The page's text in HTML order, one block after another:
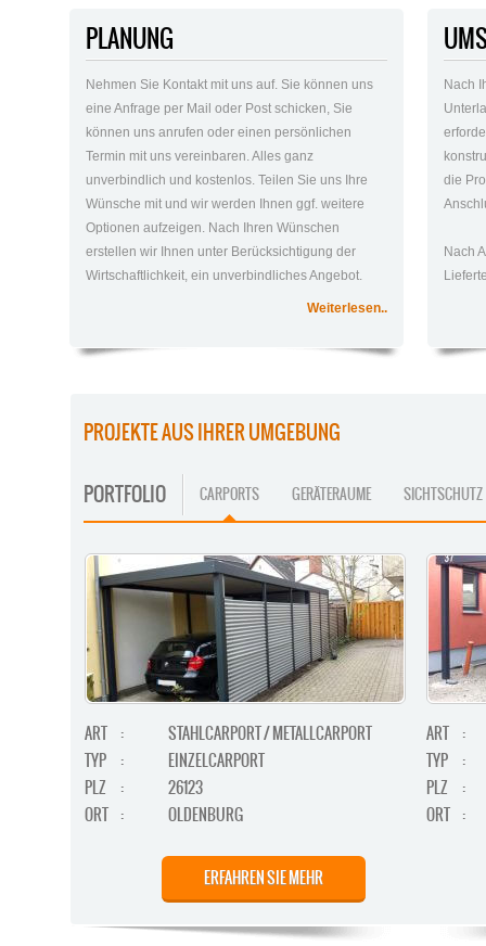
PLANUNG
Nehmen Sie Kontakt mit uns auf. Sie können uns
eine Anfrage per Mail oder Post schicken, Sie
können uns anrufen oder einen persönlichen
Termin mit uns vereinbaren. Alles ganz
unverbindlich und kostenlos. Teilen Sie uns Ihre
Wünsche mit und wir werden Ihnen ggf. weitere
Optionen aufzeigen. Nach Ihren Wünschen
erstellen wir Ihnen unter Berücksichtigung der
Wirtschaftlichkeit, ein unverbindliches Angebot.
Weiterlesen..
Nach
die
Nach
PROJEKTE AUS IHRER UMGEBUNG
PORTFOLIO CARPORTS GERÄTERAUME SICHTSCHUTZ
ART :
STAHLCARPORT / METALLCARPORT
TYP
:
EINZELCARPORT
PLZ
:
26123
ORT : OLDENBURG
ERFAHREN SIE MEHR
ART
:
TYP
:
PLZ
:
ORT :